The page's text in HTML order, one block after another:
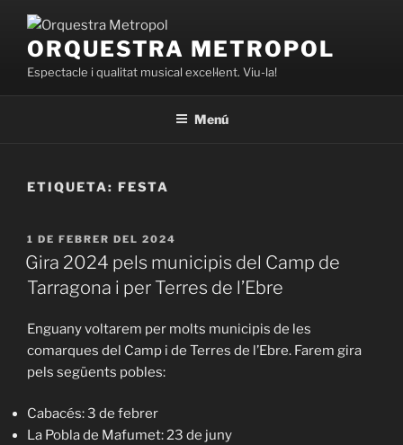
contingut
ORQUESTRA METROPOL
Espectacle i qualitat musical excel·lent. Viu-la!
Menú
ETIQUETA: FESTA
PUBLICAT
A
1 DE FEBRER DEL 2024
Gira 2024 pels municipis del Camp de
Tarragona i per Terres de l’Ebre
Enguany voltarem per molts municipis de les
comarques del Camp i de Terres de l’Ebre. Farem gira
pels següents pobles:
Cabacés: 3 de febrer
La Pobla de Mafumet: 23 de juny